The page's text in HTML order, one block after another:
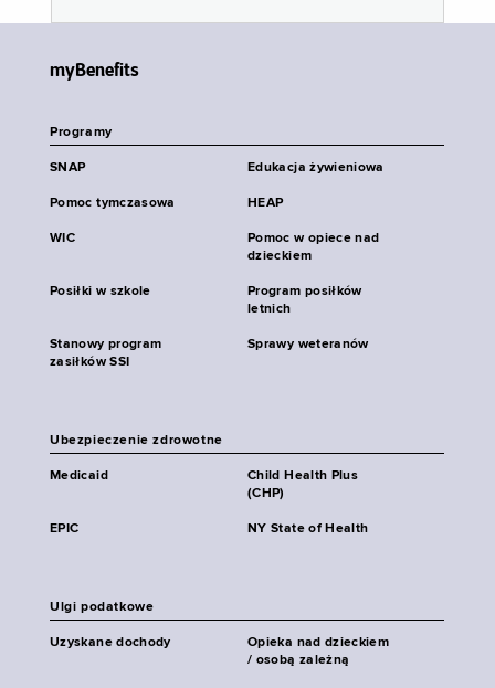
myBenefits
Programy
SNAP Edukacja żywieniowa
Pomoc tymczasowa HEAP
WIC
Pomoc w opiece nad
dzieckiem
Posiłki w szkole
Program posiłków
letnich
Stanowy program
zasiłków SSI
Sprawy weteranów
Ubezpieczenie zdrowotne
Medicaid
Child Health Plus
(CHP)
EPIC NY State of Health
Ulgi podatkowe
Uzyskane dochody
Opieka nad dzieckiem
/ osobą zależną